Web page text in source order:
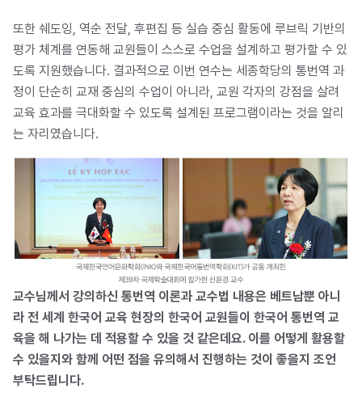
또한 쉐도잉, 역순 전달, 후편집 등 실습 중심 활동에 루브릭 기반의
평가 체계를 연동해 교원들이 스스로 수업을 설계하고 평가할 수 있
도록 지원했습니다. 결과적으로 이번 연수는 세종학당의 통번역 과
정이 단순히 교재 중심의 수업이 아니라, 교원 각자의 강점을 살려
교육 효과를 극대화할 수 있도록 설계된 프로그램이라는 것을 알리
는 자리였습니다.
교수님께서 강의하신 통번역 이론과 교수법 내용은 베트남뿐 아니
라 전 세계 한국어 교육 현장의 한국어 교원들이 한국어 통번역 교
육을 해 나가는 데 적용할 수 있을 것 같은데요. 이를 어떻게 활용할
수 있을지와 함께 어떤 점을 유의해서 진행하는 것이 좋을지 조언
부탁드립니다.